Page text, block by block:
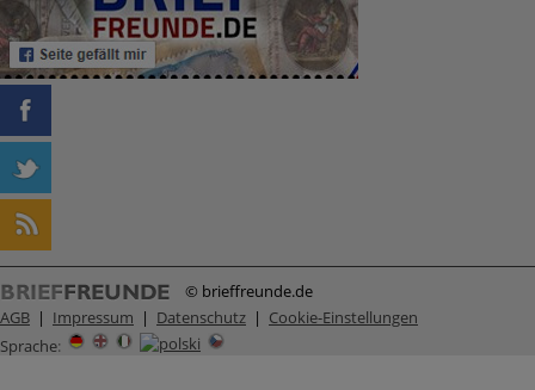
© brieffreunde.de
AGB | Impressum | Datenschutz | Cookie-Einstellungen
Sprache: